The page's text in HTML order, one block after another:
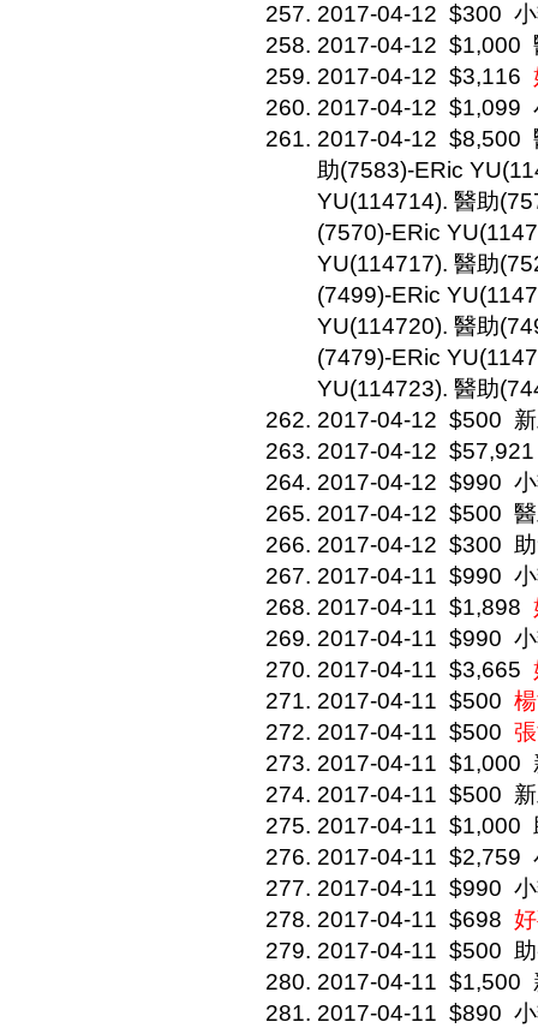
2017-04-12 $300
2017-04-12 $1,000
2017-04-12 $3,116
2017-04-12 $1,099
2017-04-12 $8,500
助(7583)-ERic
YU(114714). 醫助
(7570)-ERic
YU(114717). 醫助
(7499)-ERic
YU(114720). 醫助
(7479)-ERic
YU(114723). 醫助
2017-04-12 $500
2017-04-12 $57,921
2017-04-12 $990
2017-04-12 $500
2017-04-12 $300
2017-04-11 $990
2017-04-11 $1,898
2017-04-11 $990
2017-04-11 $3,665
2017-04-11 $500
2017-04-11 $500
2017-04-11 $1,000
2017-04-11 $500
2017-04-11 $1,000
2017-04-11 $2,759
2017-04-11 $990
2017-04-11 $698
2017-04-11 $500
2017-04-11 $1,500
2017-04-11 $890